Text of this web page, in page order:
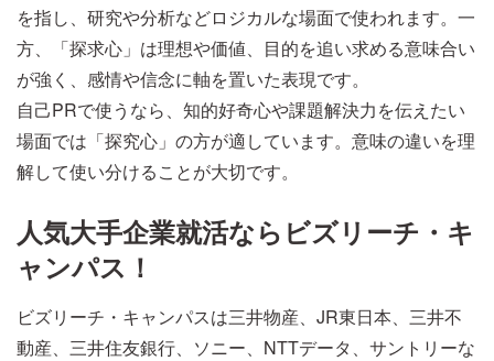
を指し、研究や分析などロジカルな場面で使われます。一
方、「探求心」は理想や価値、目的を追い求める意味合い
が強く、感情や信念に軸を置いた表現です。
自己PRで使うなら、知的好奇心や課題解決力を伝えたい
場面では「探究心」の方が適しています。意味の違いを理
解して使い分けることが大切です。
人気大手企業就活ならビズリーチ・キ
ャンパス！
ビズリーチ・キャンパスは三井物産、JR東日本、三井不
動産、三井住友銀行、ソニー、NTTデータ、サントリーな